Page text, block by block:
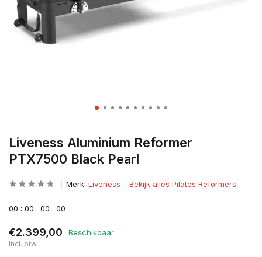
Liveness Aluminium Reformer
PTX7500 Black Pearl
Merk: Liveness Bekijk alles Pilates Reformers
00 : 00 : 00 : 00
€2.399,00 Beschikbaar
Incl. btw